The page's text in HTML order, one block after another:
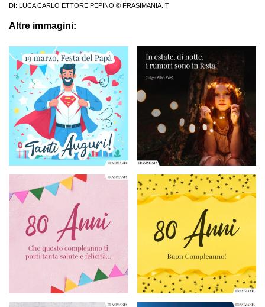
DI:
LUCA CARLO ETTORE PEPINO © FRASIMANIA.IT
Altre immagini: